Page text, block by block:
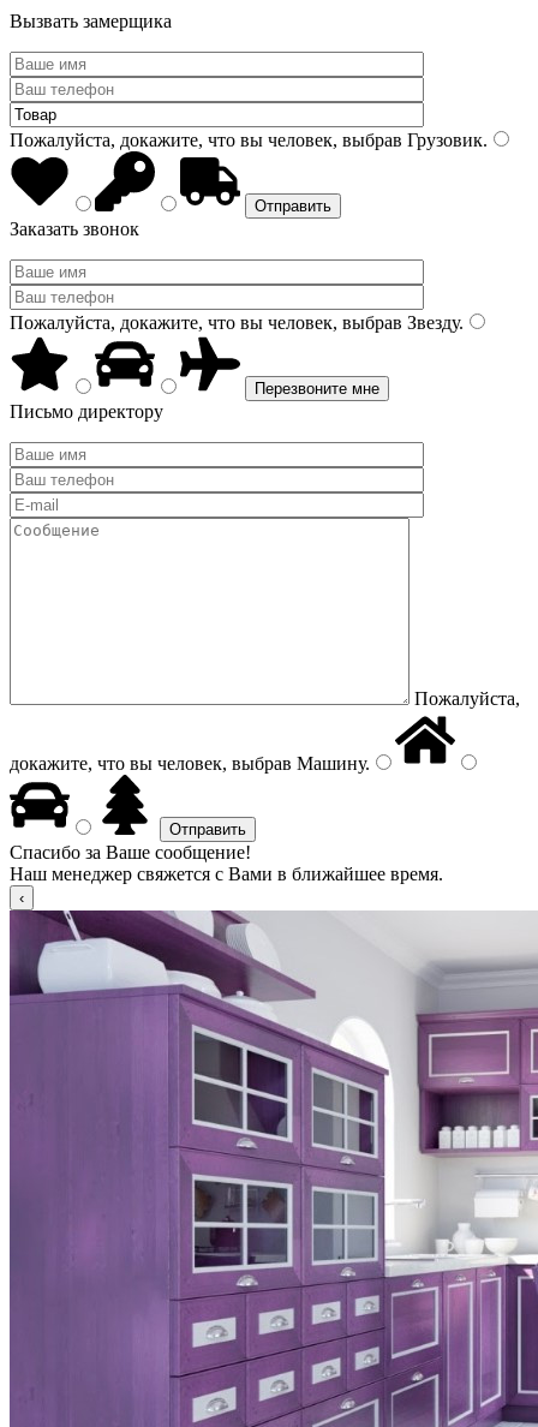
Вызвать замерщика
Пожалуйста, докажите, что вы человек, выбрав Грузовик.
Заказать звонок
Пожалуйста, докажите, что вы человек, выбрав Звезду.
Письмо директору
Пожалуйста,
докажите, что вы человек, выбрав Машину.
Спасибо за Ваше сообщение!
Наш менеджер свяжется с Вами в ближайшее время.